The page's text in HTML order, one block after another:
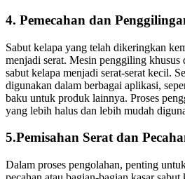
4. Pemecahan dan
Sabut kelapa yang telah dikeringkan
menjadi serat. Mesin penggiling khusus
sabut kelapa menjadi serat-serat kecil.
digunakan dalam berbagai aplikasi,
baku untuk produk lainnya. Proses
yang lebih halus dan lebih mudah
5.Pemisahan Serat dan
Dalam proses pengolahan, penting